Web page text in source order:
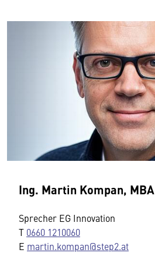
Ing. Martin Kompan, MBA
Sprecher EG Innovation
T 0660 1210060
E martin.kompan@step2.at